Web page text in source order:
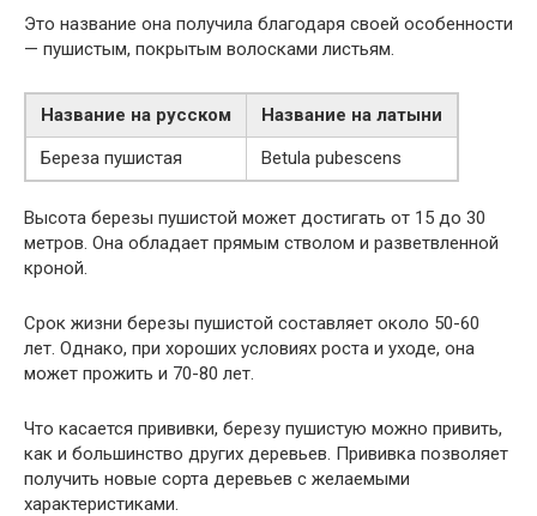
Это название она получила благодаря своей особенности
— пушистым, покрытым волосками листьям.
Название на русском
Название на латыни
Береза пушистая
Betula pubescens
Высота березы пушистой может достигать от 15 до 30
метров. Она обладает прямым стволом и разветвленной
кроной.
Срок жизни березы пушистой составляет около 50-60
лет. Однако, при хороших условиях роста и уходе, она
может прожить и 70-80 лет.
Что касается прививки, березу пушистую можно привить,
как и большинство других деревьев. Прививка позволяет
получить новые сорта деревьев с желаемыми
характеристиками.